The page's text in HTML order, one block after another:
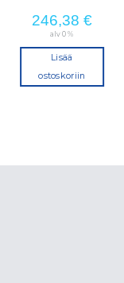
246,38 €
alv 0 %
Lisää
ostoskoriin